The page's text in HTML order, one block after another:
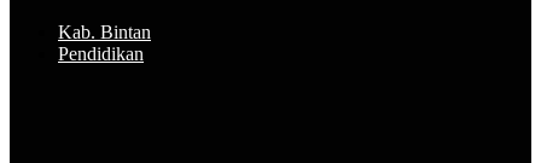
Kab. Bintan
Pendidikan